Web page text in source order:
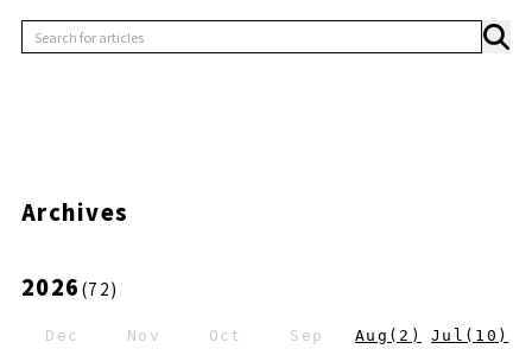
Archives
2026 (72)
Dec Nov Oct Sep Aug ( 2 ) Jul ( 10 )